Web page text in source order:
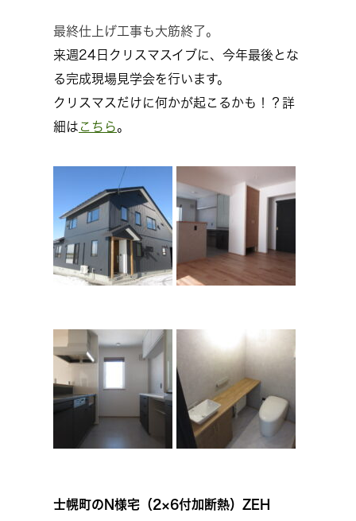
最終仕上げ工事も大筋終了。
来週24日クリスマスイブに、今年最後とな
る完成現場見学会を行います。
クリスマスだけに何かが起こるかも！？詳
細は こちら。
士幌町のN様宅（2×6付加断熱）ZEH